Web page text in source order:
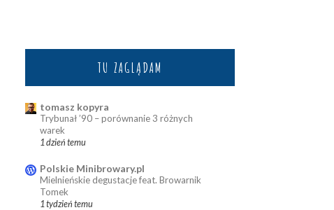
TU ZAGLĄDAM
tomasz kopyra
Trybunał ’90 – porównanie 3 różnych
warek
1 dzień temu
Polskie Minibrowary.pl
Mielnieńskie degustacje feat. Browarnik
Tomek
1 tydzień temu